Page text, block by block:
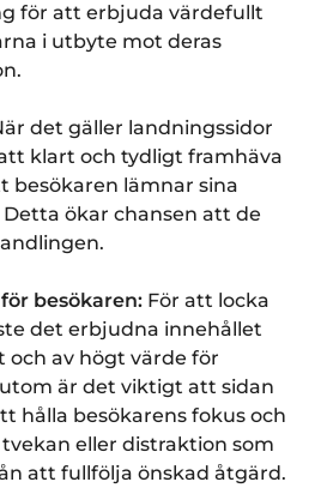
för att erbjuda värdefullt
i utbyte mot deras
det gäller landningssidor
klart och tydligt framhäva
besökaren lämnar sina
ökar chansen att de
besökaren:För att locka
det erbjudna innehållet
och av högt värde för
är det viktigt att sidan
hålla besökarens fokus och
eller distraktion som
att fullfölja önskad åtgärd.